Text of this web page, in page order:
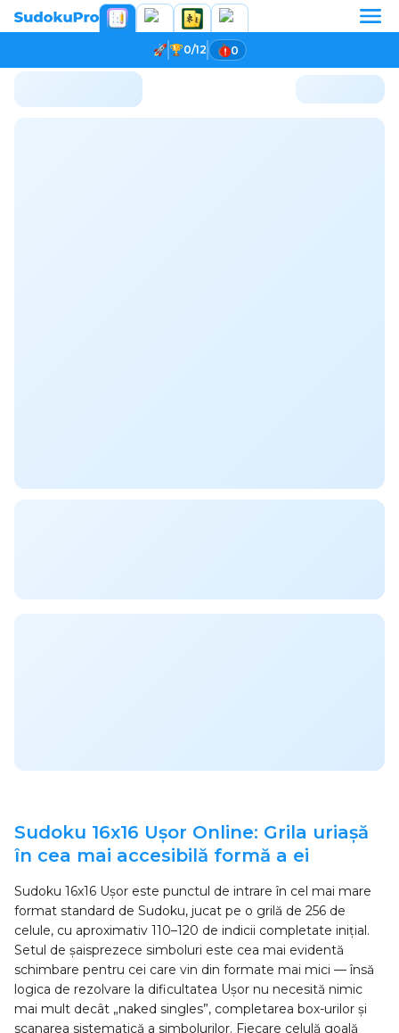
0/12 0
Sudoku 16x16 Ușor Online: Grila uriașă
în cea mai accesibilă formă a ei
Sudoku 16x16 Ușor este punctul de intrare în cel mai mare
format standard de Sudoku, jucat pe o grilă de 256 de
celule, cu aproximativ 110–120 de indicii completate inițial.
Setul de șaisprezece simboluri este cea mai evidentă
schimbare pentru cei care vin din formate mai mici — însă
logica de rezolvare la dificultatea Ușor nu necesită nimic
mai mult decât „naked singles”, completarea box-urilor și
scanarea sistematică a simbolurilor. Fiecare celulă goală